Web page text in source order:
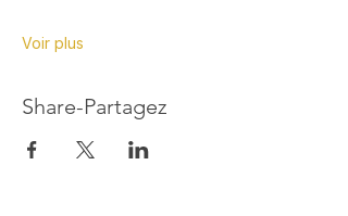
Voir plus
Share-Partagez